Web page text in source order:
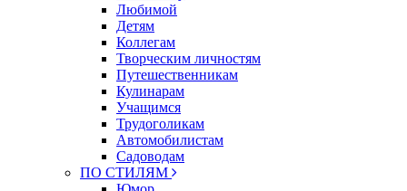
Любимой
Детям
Коллегам
Творческим личностям
Путешественникам
Кулинарам
Учащимся
Трудоголикам
Автомобилистам
Садоводам
ПО СТИЛЯМ